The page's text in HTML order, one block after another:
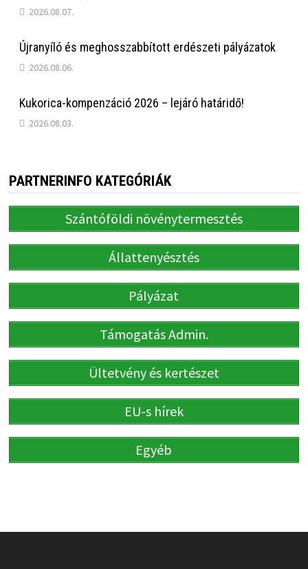
2026.08.07.
Újranyíló és meghosszabbított erdészeti pályázatok
2026.08.06.
Kukorica-kompenzáció 2026 – lejáró határidő!
2026.08.03.
PARTNERINFO KATEGÓRIÁK
Szántóföldi növénytermesztés
Állattenyésztés
Pályázat
Támogatás Admin.
Ültetvény és kertészet
EU-s hírek
Egyéb